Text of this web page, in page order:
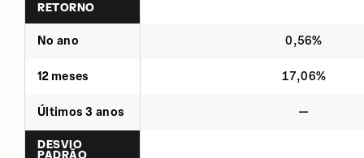
RETORNO
No ano 0,56%
12 meses 17,06%
Últimos 3 anos —
DESVIO
PADRÃO